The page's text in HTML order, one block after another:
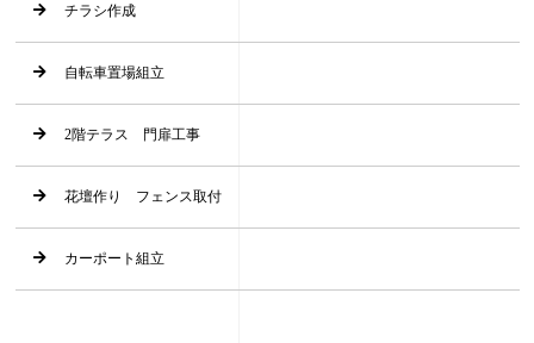
チラシ作成
自転車置場組立
2階テラス 門扉工事
花壇作り フェンス取付
カーポート組立